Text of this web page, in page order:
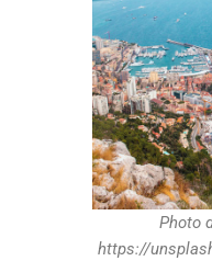
Photo
https://